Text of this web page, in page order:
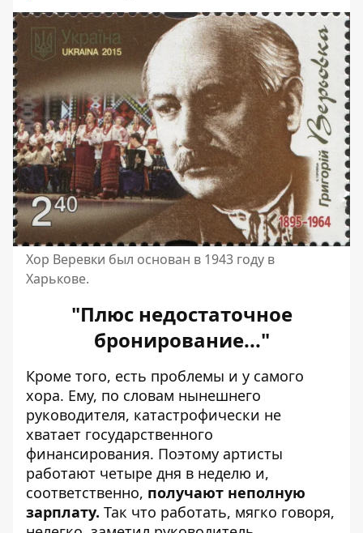
Хор Веревки был основан в 1943 году в
Харькове.
"Плюс недостаточное
бронирование..."
Кроме того, есть проблемы и у самого
хора. Ему, по словам нынешнего
руководителя, катастрофически не
хватает государственного
финансирования. Поэтому артисты
работают четыре дня в неделю и,
соответственно, получают неполную
зарплату. Так что работать, мягко говоря,